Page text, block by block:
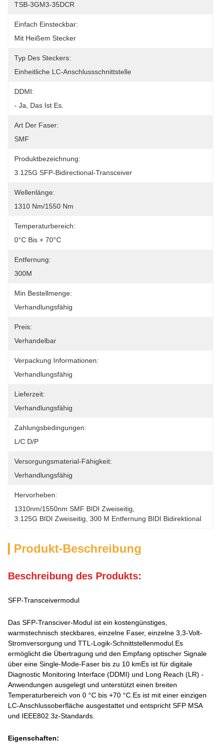
TSB-3GM3-35DCR
Einfach Einsteckbar:
Mit Heißem Stecker
Typ Des Steckers:
Einheitliche LC-Anschlussschnittstelle
DDMI:
- Ja, Das Ist Es.
Art Der Faser:
SMF
Produktbezeichnung:
3.125G SFP-Bidirectional-Transceiver
Wellenlänge:
1310 Nm/1550 Nm
Temperaturbereich:
0°C Bis + 70°C
Entfernung:
300M
Min Bestellmenge:
Verhandlungsfähig
Preis:
Verhandelbar
Verpackung Informationen:
Verhandlungsfähig
Lieferzeit:
Verhandlungsfähig
Zahlungsbedingungen:
L/C D/P
Versorgungsmaterial-Fähigkeit:
Verhandlungsfähig
Hervorheben:
1310nm/1550nm SMF BIDI Zweiseitig
3.125G BIDI Zweiseitig 300 M Entfernung BIDI Bidirektional
Produkt-Beschreibung
Beschreibung des Produkts:
SFP-Transceivermodul
Das SFP-Transciver-Modul ist ein kostengünstiges,
warmstechnisch steckbares, einzelne Faser, einzelne 3,3-Volt-
Stromversorgung und TTL-Logik-Schnittstellenmodul.Es
ermöglicht die Übertragung und den Empfang optischer Signale
über eine Single-Mode-Faser bis zu 10 kmEs ist für digitale
Diagnostic Monitoring Interface (DDMI) und Long Reach (LR) -
Anwendungen ausgelegt und unterstützt einen breiten
Temperaturbereich von 0 °C bis +70 °C.Es ist mit einer einzigen
LC-Anschlussoberfläche ausgestattet und entspricht SFP MSA
und IEEE802.3z-Standards.
Eigenschaften: